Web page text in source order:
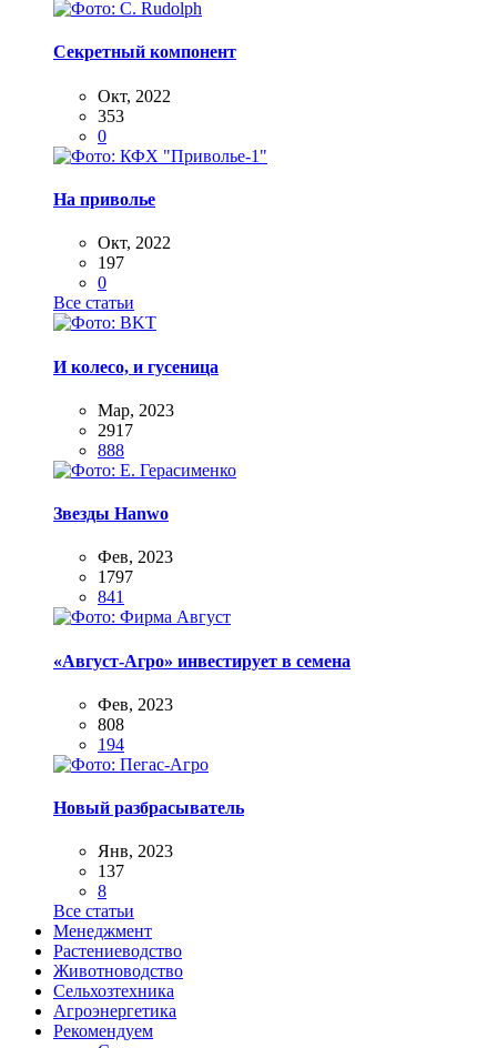
Секретный компонент
Окт, 2022
353
0
На приволье
Окт, 2022
197
0
Все статьи
И колесо, и гусеница
Мар, 2023
2917
888
Звезды Hanwo
Фев, 2023
1797
841
«Август-Агро» инвестирует в семена
Фев, 2023
808
194
Новый разбрасыватель
Янв, 2023
137
8
Все статьи
Менеджмент
Растениеводство
Животноводство
Сельхозтехника
Агроэнергетика
Рекомендуем